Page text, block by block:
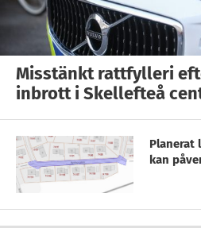
Misstänkt rattfylleri
inbrott i Skellefteå
Planerat
kan